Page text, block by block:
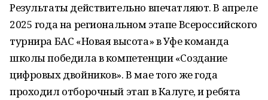
Результаты действительно впечатляют. В апреле
2025 года на региональном этапе Всероссийского
турнира БАС «Новая высота» в Уфе команда
школы победила в компетенции «Создание
цифровых двойников». В мае того же года
проходил отборочный этап в Калуге, и ребята